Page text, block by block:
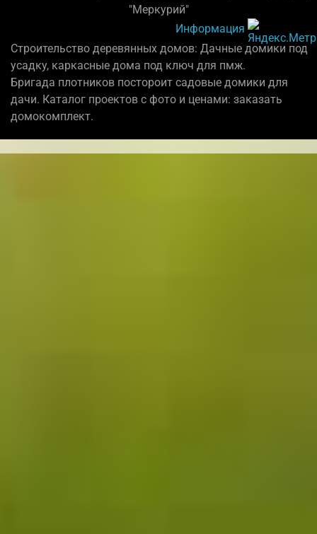
"Меркурий"
Информация
Строительство деревянных домов: Дачные домики под
усадку, каркасные дома под ключ для пмж.
Бригада плотников постороит садовые домики для
дачи. Каталог проектов с фото и ценами: заказать
домокомплект.